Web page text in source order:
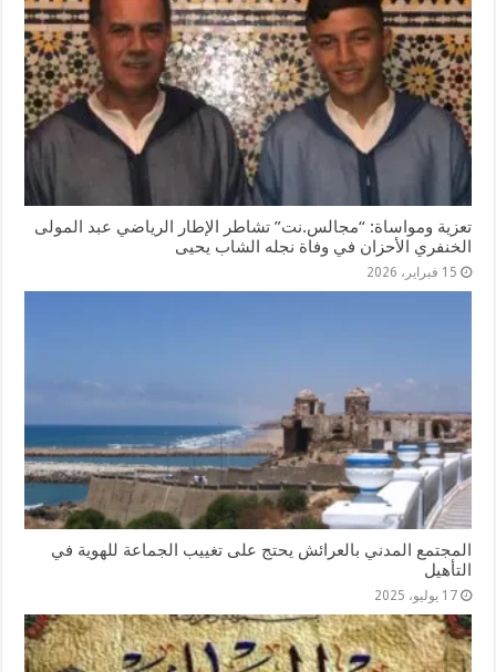
تعزية ومواساة: “مجالس.نت” تشاطر الإطار الرياضي عبد المولى
الخنفري الأحزان في وفاة نجله الشاب يحيى
15 فبراير، 2026
المجتمع المدني بالعرائش يحتج على تغييب الجماعة للهوية في
التأهيل
17 يوليو، 2025